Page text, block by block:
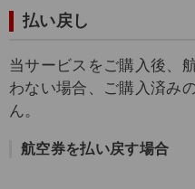
払い戻し
当サービスをご購入後、
わない場合、ご購入済み
ん。
航空券を払い戻す場合